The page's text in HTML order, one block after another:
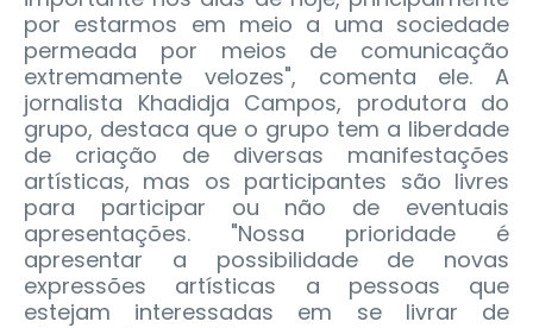
por estarmos em meio a uma sociedade
permeada por meios de comunicação
extremamente velozes", comenta ele. A
jornalista Khadidja Campos, produtora do
grupo, destaca que o grupo tem a liberdade
de criação de diversas manifestações
artísticas, mas os participantes são livres
para participar ou não de eventuais
apresentações. "Nossa prioridade é
apresentar a possibilidade de novas
expressões artísticas a pessoas que
estejam interessadas em se livrar de